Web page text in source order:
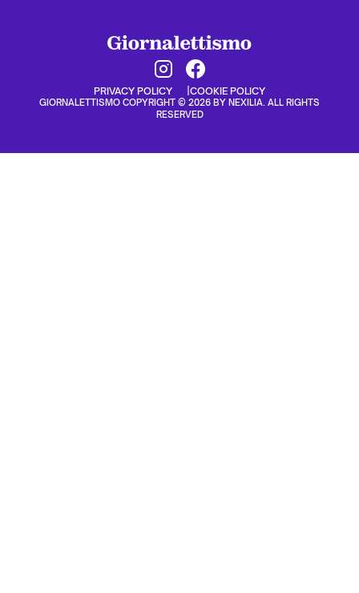
PRIVACY POLICY COOKIE POLICY
GIORNALETTISMO COPYRIGHT © 2026 BY NEXILIA. ALL RIGHTS
RESERVED